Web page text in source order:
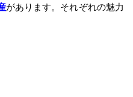
があります。それぞれの魅力